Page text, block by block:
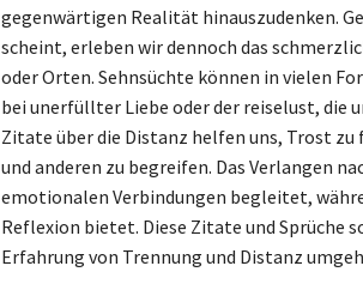
gegenwärtigen Realität hinauszudenken.
scheint, erleben wir dennoch das
oder Orten. Sehnsüchte können in vielen
bei unerfüllter Liebe oder der reiselust, die
Zitate über die Distanz helfen uns, Trost
und anderen zu begreifen. Das Verlangen
emotionalen Verbindungen begleitet,
Reflexion bietet. Diese Zitate und Sprüche
Erfahrung von Trennung und Distanz